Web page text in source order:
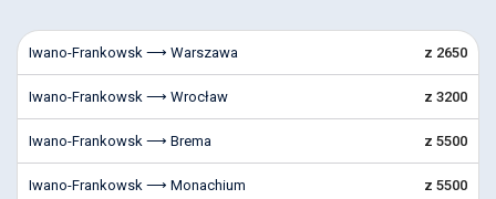
Iwano-Frankowsk ⟶ Warszawa z 2650
Iwano-Frankowsk ⟶ Wrocław z 3200
Iwano-Frankowsk ⟶ Brema z 5500
Iwano-Frankowsk ⟶ Monachium z 5500